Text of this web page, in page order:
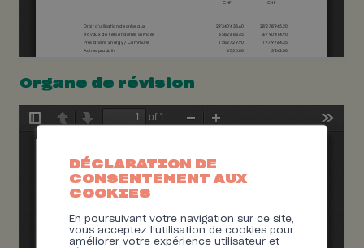
Organe de révision
DÉCLARATION DE
CONSENTEMENT AUX
COOKIES
En poursuivant votre navigation sur ce site,
vous acceptez l'utilisation de cookies pour
améliorer votre expérience utilisateur et